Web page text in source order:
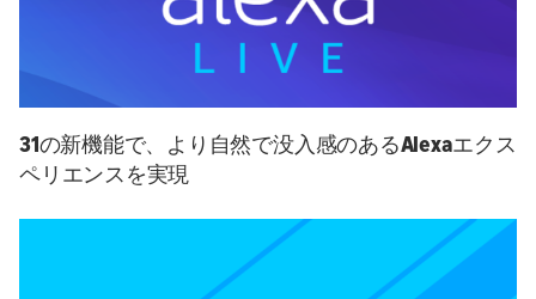
31の新機能で、より自然で没入感のあるAlexaエクス
ペリエンスを実現